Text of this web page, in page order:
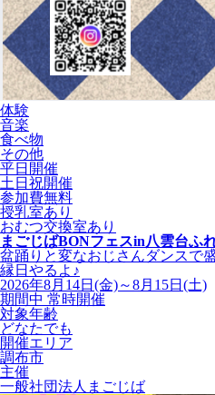
体験
音楽
食べ物
その他
平日開催
土日祝開催
参加費無料
授乳室あり
おむつ交換室あり
まごじばBONフェスin八雲台ふ
盆踊りと変なおじさんダンスで
縁日やるよ♪
2026年8月14日(金)～8月15日(土)
期間中 常時開催
対象年齢
どなたでも
開催エリア
調布市
主催
一般社団法人まごじば